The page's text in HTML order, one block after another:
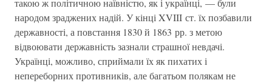
такою ж політичною наївністю, як і українці, — були
народом зраджених надій. У кінці XVIII ст. їх позбавили
державності, а повстання 1830 й 1863 рр. з метою
відвоювати державність зазнали страшної невдачі.
Українці, можливо, сприймали їх як пихатих і
непереборних противників, але багатьом полякам не